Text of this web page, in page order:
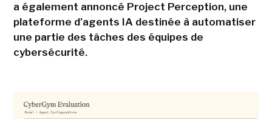
a également annoncé Project Perception, une
plateforme d'agents IA destinée à automatiser
une partie des tâches des équipes de
cybersécurité.